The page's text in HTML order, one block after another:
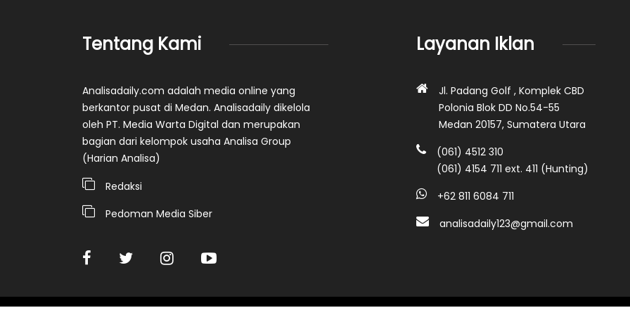
Tentang Kami
Analisadaily.com adalah media online yang
berkantor pusat di Medan. Analisadaily dikelola
oleh PT. Media Warta Digital dan merupakan
bagian dari kelompok usaha Analisa Group
(Harian Analisa)
Redaksi
Pedoman Media Siber
Layanan Iklan
Jl. Padang Golf , Komplek CBD
Polonia Blok DD No.54-55
Medan 20157, Sumatera Utara
(061) 4512 310
(061) 4154 711 ext. 411 (Hunting)
+62 811 6084 711
analisadaily123@gmail.com